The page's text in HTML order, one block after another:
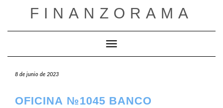
FINANZORAMA
Cambiar modo de navegación
8 de junio de 2023
OFICINA №1045 BANCO